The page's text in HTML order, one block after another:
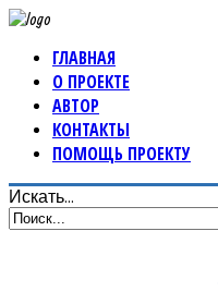
ГЛАВНАЯ
О ПРОЕКТЕ
АВТОР
КОНТАКТЫ
ПОМОЩЬ ПРОЕКТУ
Искать...